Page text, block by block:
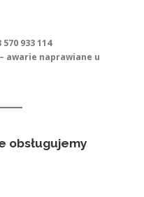
933 114
awarie naprawiane u
obsługujemy